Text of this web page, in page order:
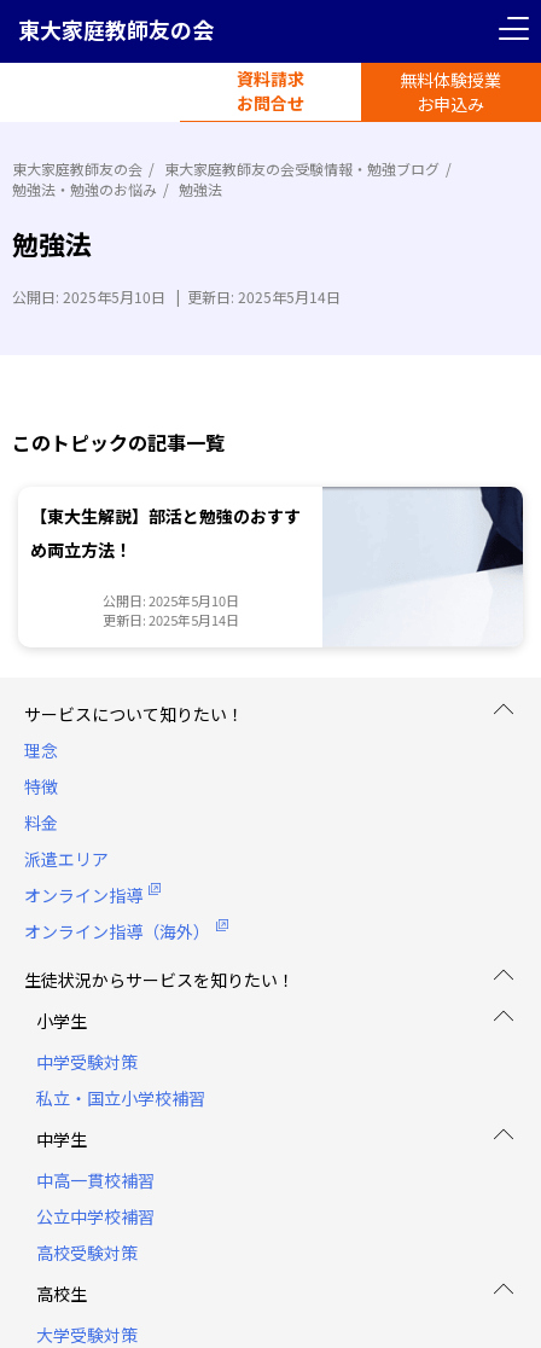
東大家庭教師友の会
資料請求
お問合せ
無料体験授業
お申込み
東大家庭教師友の会
東大家庭教師友の会受験情報・勉強ブログ
勉強法・勉強のお悩み
勉強法
勉強法
公開日: 2025年5月10日 | 更新日: 2025年5月14日
このトピックの記事一覧
【東大生解説】部活と勉強のおすす
め両立方法！
公開日: 2025年5月10日
更新日: 2025年5月14日
サービスについて知りたい！
理念
特徴
料金
派遣エリア
オンライン指導
オンライン指導（海外）
生徒状況からサービスを知りたい！
小学生
中学受験対策
私立・国立小学校補習
中学生
中高一貫校補習
公立中学校補習
高校受験対策
高校生
大学受験対策